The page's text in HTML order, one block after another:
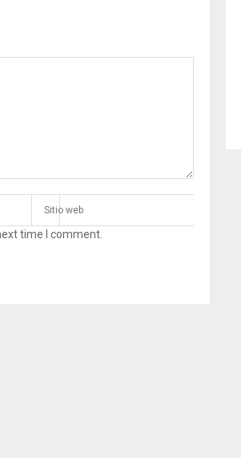
time I comment.